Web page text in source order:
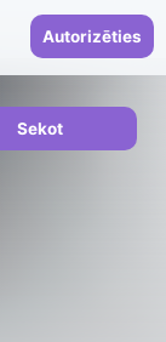
Autorizēties
Sekot